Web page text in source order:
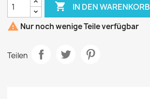
 IN DEN WARENKORB
 Nur noch wenige Teile verfügbar
Teilen